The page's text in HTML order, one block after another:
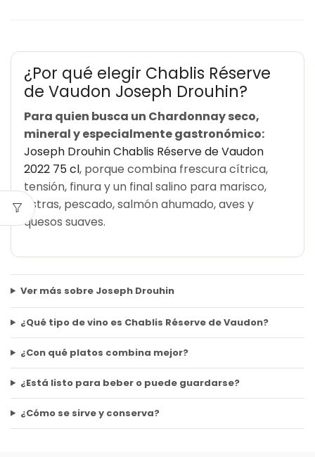
¿Por qué elegir Chablis Réserve
de Vaudon Joseph Drouhin?
Para quien busca un Chardonnay seco,
mineral y especialmente gastronómico:
Joseph Drouhin Chablis Réserve de Vaudon
2022 75 cl, porque combina frescura cítrica,
tensión, finura y un final salino para marisco,
ostras, pescado, salmón ahumado, aves y
quesos suaves.
Ver más sobre Joseph Drouhin
¿Qué tipo de vino es Chablis Réserve de Vaudon?
¿Con qué platos combina mejor?
¿Está listo para beber o puede guardarse?
¿Cómo se sirve y conserva?